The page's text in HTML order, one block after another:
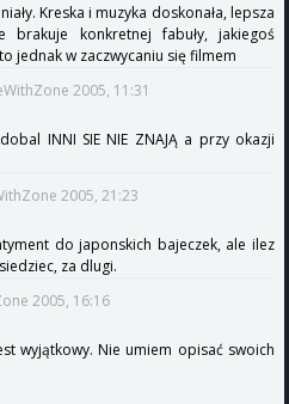
Kreska i muzyka doskonała, lepsza
konkretnej fabuły, jakiegoś
jednak w zaczwycaniu się filmem
2005, 11:31
INNI SIE NIE ZNAJĄ a przy okazji
2005, 21:23
do japonskich bajeczek, ale ilez
za dlugi.
2005, 16:16
wyjątkowy. Nie umiem opisać swoich